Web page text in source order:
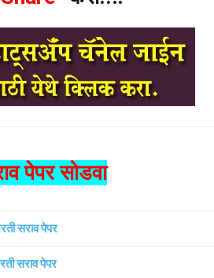
पेपर सोडवा
सराव पेपर
सराव पेपर